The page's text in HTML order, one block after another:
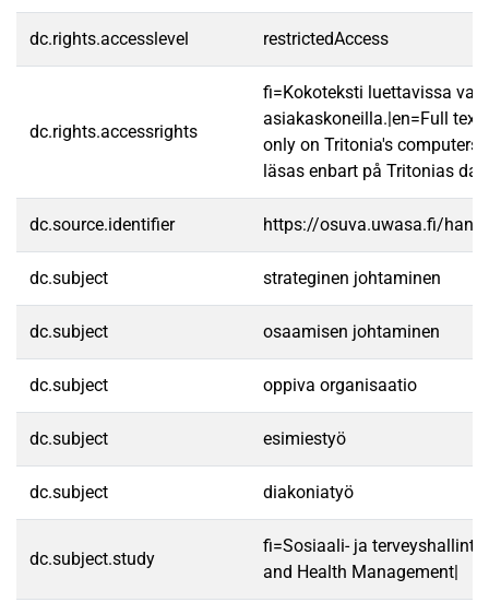
dc.rights.accesslevel restrictedAccess
dc.rights.accessrights
fi=Kokoteksti luettavissa
asiakaskoneilla.|en=Full text
only on Tritonia's
läsas enbart på Tritonias
dc.source.identifier https://osuva.uwasa.fi/
dc.subject strateginen johtaminen
dc.subject osaamisen johtaminen
dc.subject oppiva organisaatio
dc.subject esimiestyö
dc.subject diakoniatyö
dc.subject.study
fi=Sosiaali- ja
and Health Management|